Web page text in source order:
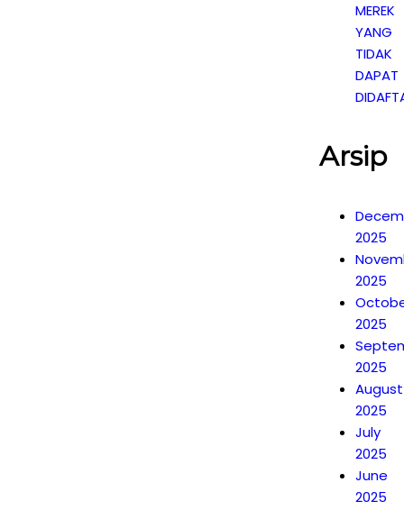
MEREK
YANG
TIDAK
DAPAT
Arsip
2025
2025
2025
2025
August
2025
July
2025
June
2025